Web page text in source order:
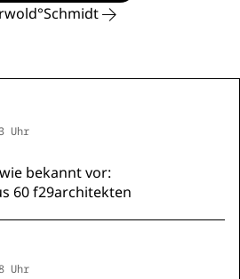
Uhr
bekannt vor:
60 f29architekten
Uhr